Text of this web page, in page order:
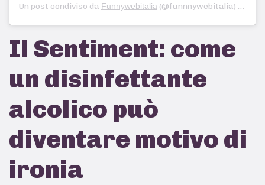
Un post condiviso da Funnywebitalia (@funnnywebitalia) in data:
Il Sentiment: come
un disinfettante
alcolico può
diventare motivo di
ironia